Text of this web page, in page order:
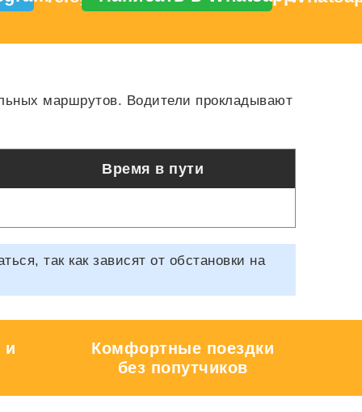
маршрутов. Водители прокладывают
Время в пути
так как зависят от обстановки на
и
Комфортные поездки
без попутчиков